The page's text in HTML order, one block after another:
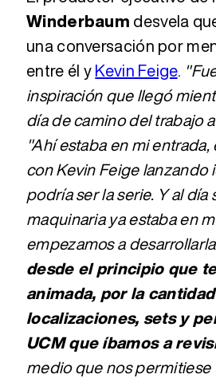
Winderbaum desvela
una conversación por
entre él yKevin Feige.
inspiración que llegó
día de camino del trabajo
"Ahí estaba en mi
con Kevin Feige lanzando
podría ser la serie. Y al día
maquinaria ya estaba en
empezamos a
desde el principio que
animada, por la
localizaciones, sets y
UCM que íbamos a
medio que nos